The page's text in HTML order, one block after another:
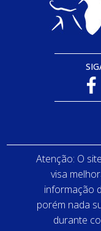
Atenção: O site
visa
informação
porém nada
durante